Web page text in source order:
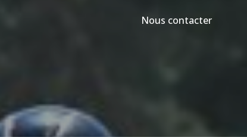
Nous contacter